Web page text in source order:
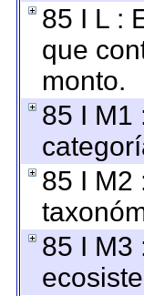
85 I L :
que
monto.
85 I M1
85 I M2
85 I M3